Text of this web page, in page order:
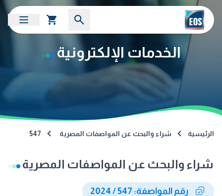
الخدمات الإلكترونية
الرئيسية شراء والبحث عن المواصفات المصرية 547
شراء والبحث عن المواصفات المصرية
رقم المواصفة: 547 / 2024